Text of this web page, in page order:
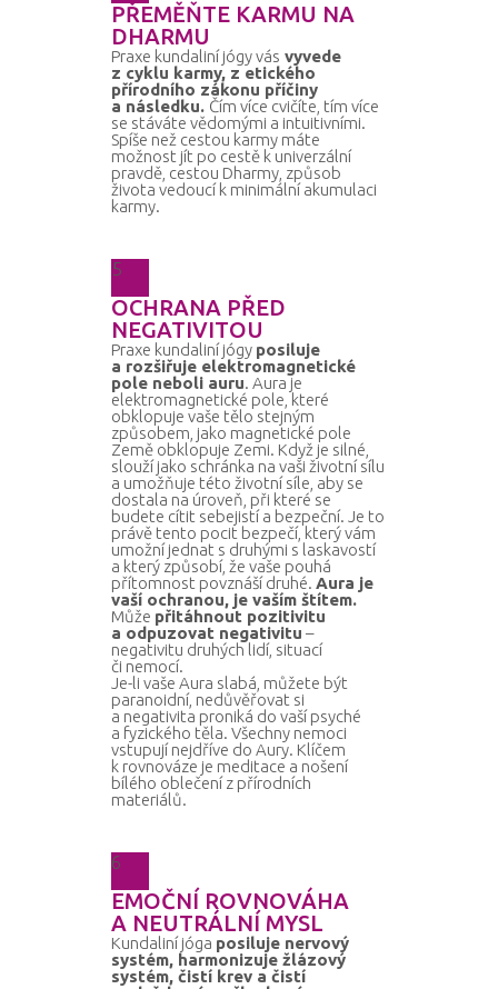
PŘEMĚŇTE KARMU NA
DHARMU
Praxe kundaliní jógy vás vyvede
z cyklu karmy, z etického
přírodního zákonu příčiny
a následku. Čím více cvičíte, tím více
se stáváte vědomými a intuitivními.
Spíše než cestou karmy máte
možnost jít po cestě k univerzální
pravdě, cestou Dharmy, způsob
života vedoucí k minimální akumulaci
karmy.
5
OCHRANA PŘED
NEGATIVITOU
Praxe kundaliní jógy posiluje
a rozšiřuje elektromagnetické
pole neboli auru. Aura je
elektromagnetické pole, které
obklopuje vaše tělo stejným
způsobem, jako magnetické pole
Země obklopuje Zemi. Když je silné,
slouží jako schránka na vaši životní sílu
a umožňuje této životní síle, aby se
dostala na úroveň, při které se
budete cítit sebejistí a bezpeční. Je to
právě tento pocit bezpečí, který vám
umožní jednat s druhými s laskavostí
a který způsobí, že vaše pouhá
přítomnost povznáší druhé. Aura je
vaší ochranou, je vaším štítem.
Může přitáhnout pozitivitu
a odpuzovat negativitu –
negativitu druhých lidí, situací
či nemocí.
Je-li vaše Aura slabá, můžete být
paranoidní, nedůvěřovat si
a negativita proniká do vaší psyché
a fyzického těla. Všechny nemoci
vstupují nejdříve do Aury. Klíčem
k rovnováze je meditace a nošení
bílého oblečení z přírodních
materiálů.
6
EMOČNÍ ROVNOVÁHA
A NEUTRÁLNÍ MYSL
Kundaliní jóga posiluje nervový
systém, harmonizuje žlázový
systém, čistí krev a čistí